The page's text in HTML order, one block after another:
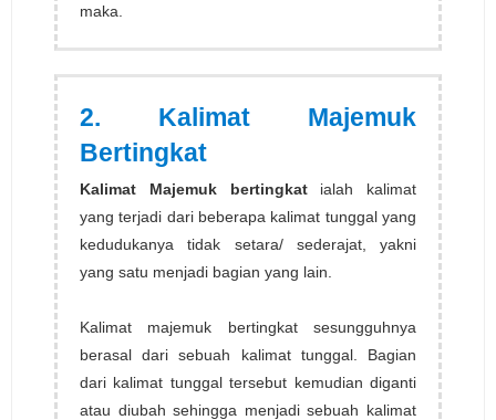
maka.
2. Kalimat Majemuk
Bertingkat
Kalimat Majemuk bertingkatialah kalimat
yang terjadi dari beberapa kalimat tunggal yang
kedudukanya tidak setara/ sederajat, yakni
yang satu menjadi bagian yang lain.
Kalimat majemuk bertingkat sesungguhnya
berasal dari sebuah kalimat tunggal. Bagian
dari kalimat tunggal tersebut kemudian diganti
atau diubah sehingga menjadi sebuah kalimat